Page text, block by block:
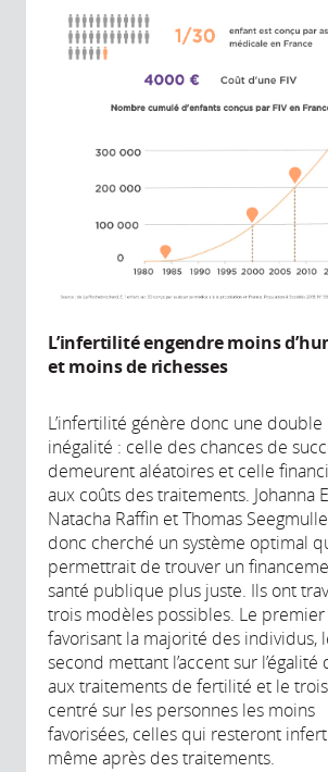
L’infertilité engendre moins
et moins de richesses
L’infertilité génère donc une double
inégalité : celle des chances de
demeurent aléatoires et celle
aux coûts des traitements. Johanna
Natacha Raffin et Thomas
donc cherché un système optimal
permettrait de trouver un
santé publique plus juste. Ils ont
trois modèles possibles. Le premier
favorisant la majorité des individus,
second mettant l’accent sur l’égalité
aux traitements de fertilité et le
centré sur les personnes les moins
favorisées, celles qui resteront
même après des traitements.